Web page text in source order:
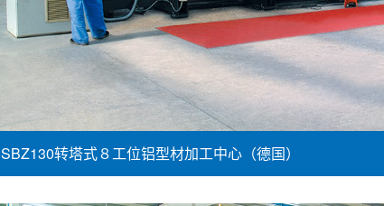
SBZ130转塔式８工位铝型材加工中心（德国）